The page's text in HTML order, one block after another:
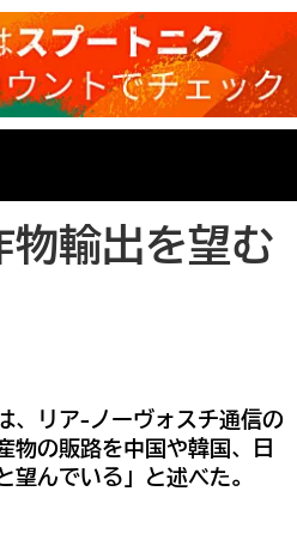
輸出を望む
、リア-ノーヴォスチ通信の
物の販路を中国や韓国、日
んでいる」と述べた。